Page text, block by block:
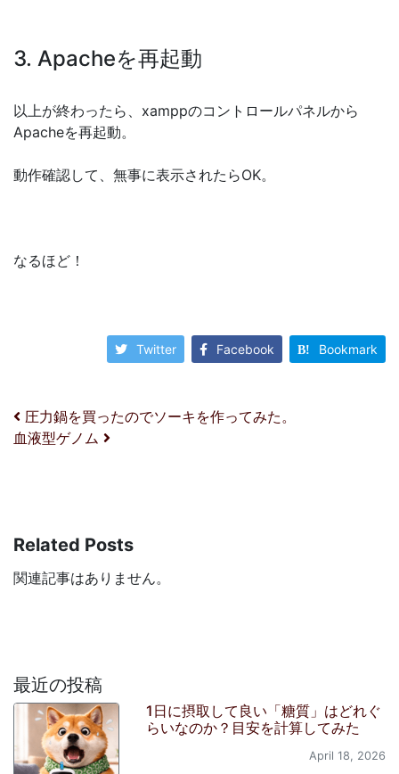
3. Apacheを再起動
以上が終わったら、xamppのコントロールパネルから
Apacheを再起動。
動作確認して、無事に表示されたらOK。
なるほど！
Twitter Facebook Bookmark
投稿ナビゲーション
圧力鍋を買ったのでソーキを作ってみた。
血液型ゲノム
Related Posts
関連記事はありません。
最近の投稿
1日に摂取して良い「糖質」はどれぐ
らいなのか？目安を計算してみた
April 18, 2026